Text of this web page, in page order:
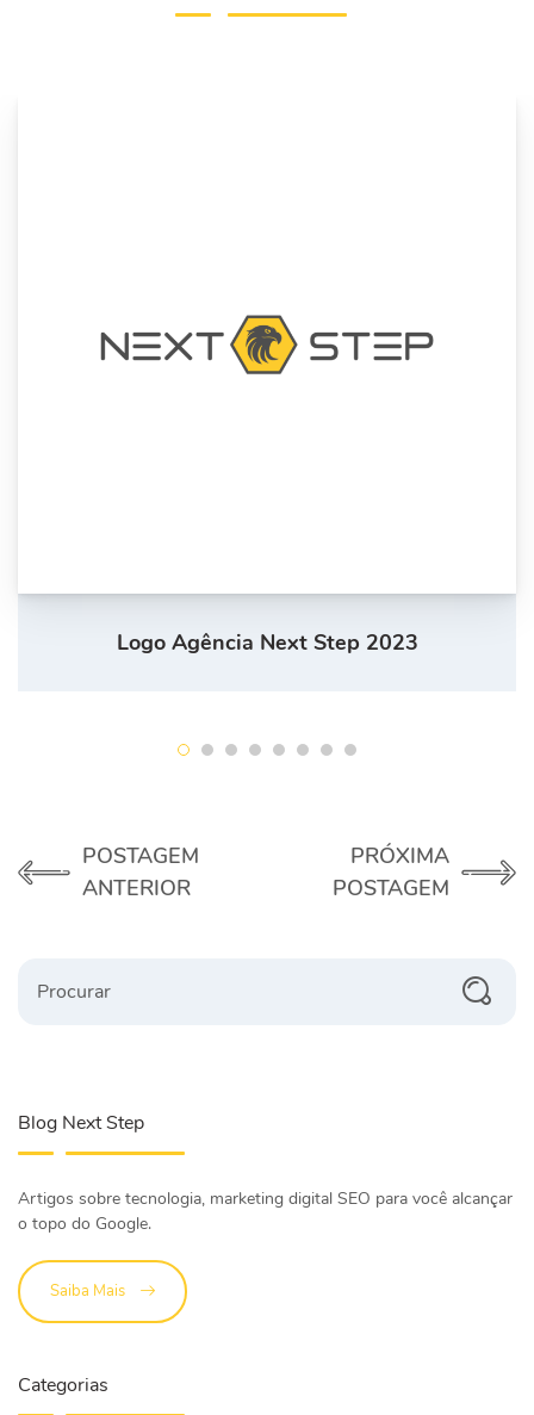
Logo Agência Next Step 2023
POSTAGEM
ANTERIOR
PRÓXIMA
POSTAGEM
Blog Next Step
Artigos sobre tecnologia, marketing digital SEO para você alcançar
o topo do Google.
Saiba Mais
Categorias